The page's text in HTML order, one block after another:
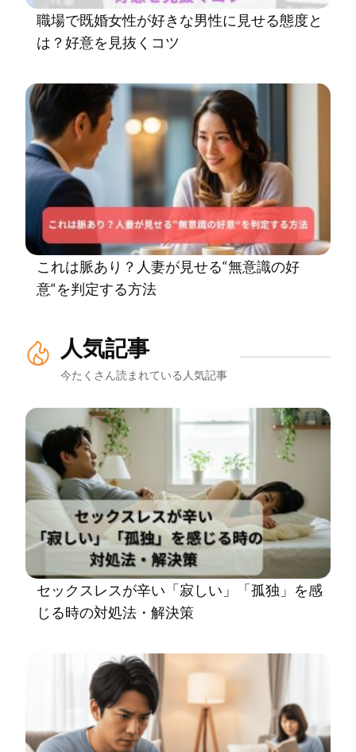
職場で既婚女性が好きな男性に見せる態度と
は？好意を見抜くコツ
これは脈あり？人妻が見せる“無意識の好
意“を判定する方法
人気記事
今たくさん読まれている人気記事
セックスレスが辛い「寂しい」「孤独」を感
じる時の対処法・解決策